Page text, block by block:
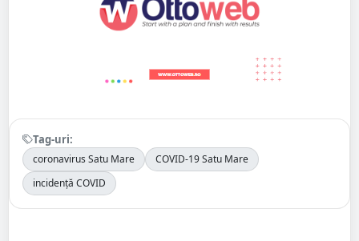
Tag-uri:
coronavirus Satu Mare
COVID-19 Satu Mare
incidență COVID